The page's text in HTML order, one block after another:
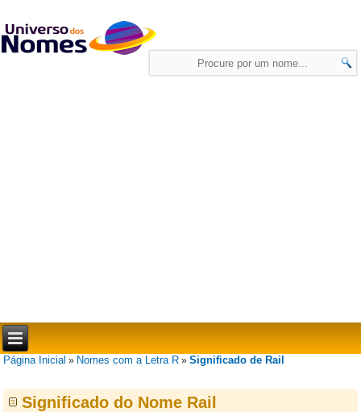
Página Inicial » Nomes com a Letra R »Significado de Rail
Significado do Nome Rail